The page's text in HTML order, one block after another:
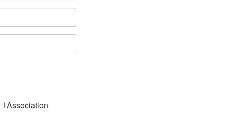
Association